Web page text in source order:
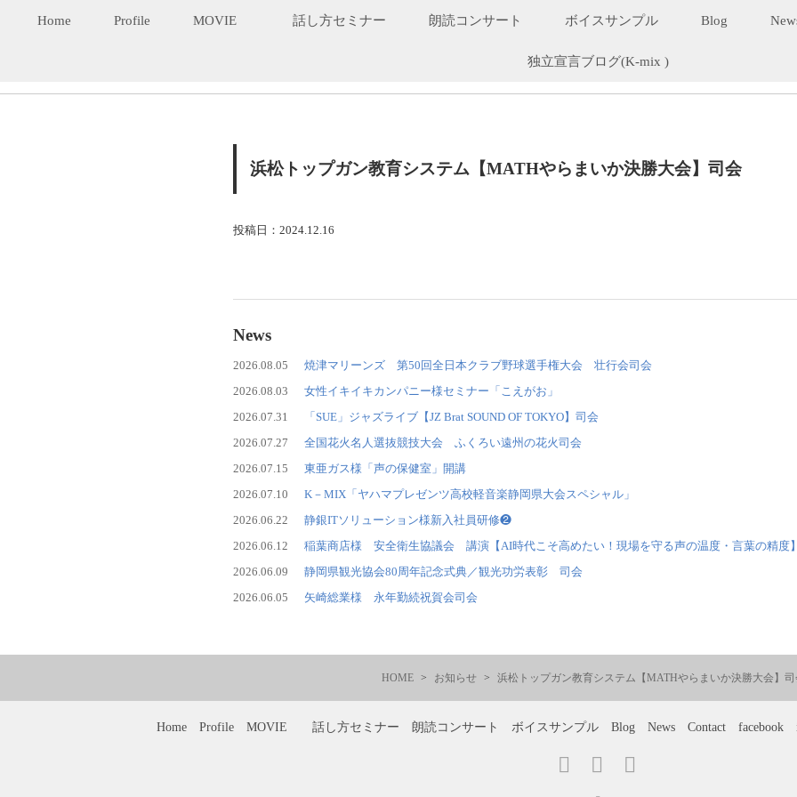
Home Profile MOVIE 話し方セミナー 朗読コンサート ボイスサンプル Blog
独立宣言ブログ(K-mix )
浜松トップガン教育システム【MATHやらまいか決勝大会】司会
投稿日：2024.12.16
News
2026.08.05
焼津マリーンズ 第50回全日本クラブ野球選手権大会 壮行会司会
2026.08.03
女性イキイキカンパニー様セミナー「こえがお」
2026.07.31
「SUE」ジャズライブ【JZ Brat SOUND OF TOKYO】司会
2026.07.27
全国花火名人選抜競技大会 ふくろい遠州の花火司会
2026.07.15
東亜ガス様「声の保健室」開講
2026.07.10
K－MIX「ヤハマプレゼンツ高校軽音楽静岡県大会スペシャル」
2026.06.22
静銀ITソリューション様新入社員研修❷
2026.06.12
稲葉商店様 安全衛生協議会 講演【AI時代こそ高めたい！現場を守る声の温度・言葉の精度】
2026.06.09
静岡県観光協会80周年記念式典／観光功労表彰 司会
2026.06.05
矢崎総業様 永年勤続祝賀会司会
HOME お知らせ 浜松トップガン教育システム【MATHやらまいか決勝大会】司
Home Profile MOVIE 話し方セミナー 朗読コンサート ボイスサンプル Blog News Contact facebook